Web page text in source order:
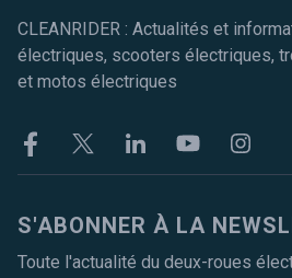
CLEANRIDER : Actualités et
électriques, scooters électriques,
et motos électriques
FacebookTwitter LinkekinYoutubeInstagram
S'ABONNER À LA
Toute l'actualité du deux-roues